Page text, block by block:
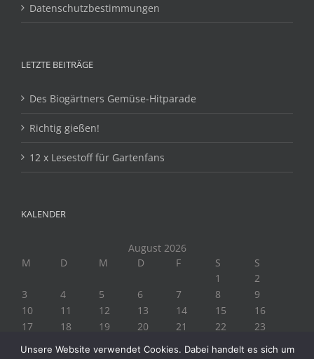
Datenschutzbestimmungen
LETZTE BEITRÄGE
Des Biogärtners Gemüse-Hitparade
Richtig gießen!
12 x Lesestoff für Gartenfans
KALENDER
August 2026
M
D M D F S
S
1
2
3
4 5 6 7 8
9
10
11 12 13 14 15
16
17
18 19 20 21 22
23
Unsere Website verwendet Cookies. Dabei handelt es sich um